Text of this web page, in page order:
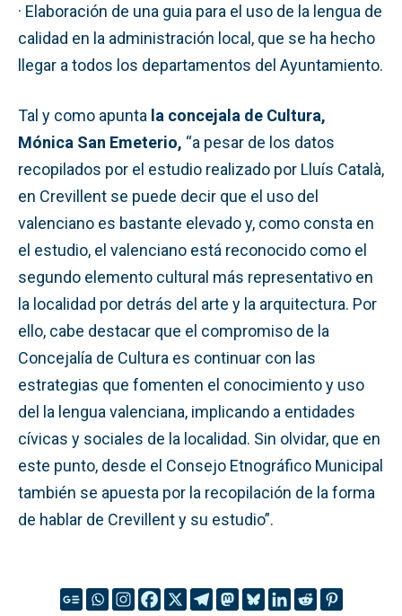
· Elaboración de una guia para el uso de la lengua de
calidad en la administración local, que se ha hecho
llegar a todos los departamentos del Ayuntamiento.
Tal y como apunta la concejala de Cultura,
Mónica San Emeterio, “a pesar de los datos
recopilados por el estudio realizado por Lluís Català,
en Crevillent se puede decir que el uso del
valenciano es bastante elevado y, como consta en
el estudio, el valenciano está reconocido como el
segundo elemento cultural más representativo en
la localidad por detrás del arte y la arquitectura. Por
ello, cabe destacar que el compromiso de la
Concejalía de Cultura es continuar con las
estrategias que fomenten el conocimiento y uso
del la lengua valenciana, implicando a entidades
cívicas y sociales de la localidad. Sin olvidar, que en
este punto, desde el Consejo Etnográfico Municipal
también se apuesta por la recopilación de la forma
de hablar de Crevillent y su estudio”.